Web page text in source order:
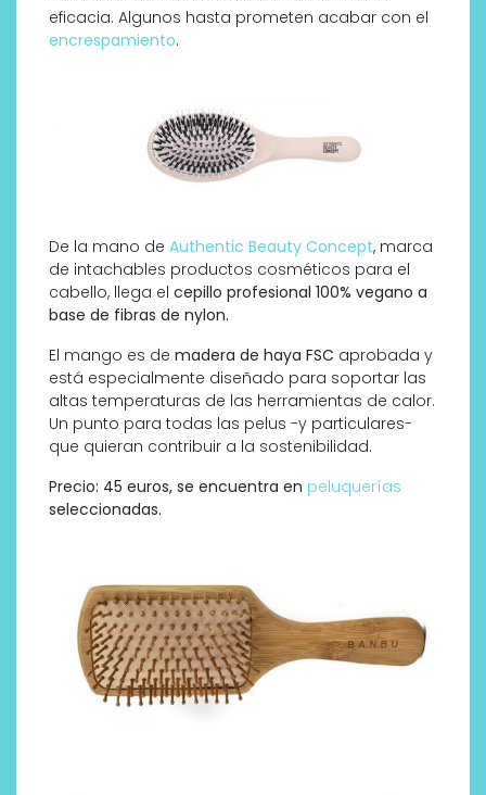
eficacia. Algunos hasta prometen acabar con el
encrespamiento.
De la mano de Authentic Beauty Concept, marca
de intachables productos cosméticos para el
cabello, llega el cepillo profesional 100% vegano a
base de fibras de nylon.
El mango es de madera de haya FSC aprobada y
está especialmente diseñado para soportar las
altas temperaturas de las herramientas de calor.
Un punto para todas las pelus -y particulares-
que quieran contribuir a la sostenibilidad.
Precio: 45 euros, se encuentra en peluquerías
seleccionadas.